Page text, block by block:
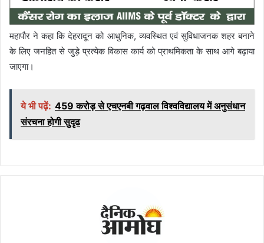
महापौर ने कहा कि देहरादून को आधुनिक, व्यवस्थित एवं सुविधाजनक शहर बनाने
के लिए जनहित से जुड़े प्रत्येक विकास कार्य को प्राथमिकता के साथ आगे बढ़ाया
जाएगा।
ये भी पढ़ें: 459 करोड़ से एचएनबी गढ़वाल विश्वविद्यालय में अनुसंधान
संरचना होगी सुदृढ